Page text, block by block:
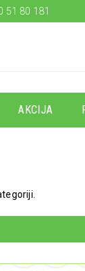
51 80 181
AKCIJA